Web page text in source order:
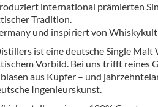
Neuigkeiten
Termine
+ Zubehör
Öle &
international prämierten
Tradition.
und inspiriert von
ist eine deutsche Single
Vorbild. Bei uns trifft reines
aus Kupfer – und
Ingenieurskunst.